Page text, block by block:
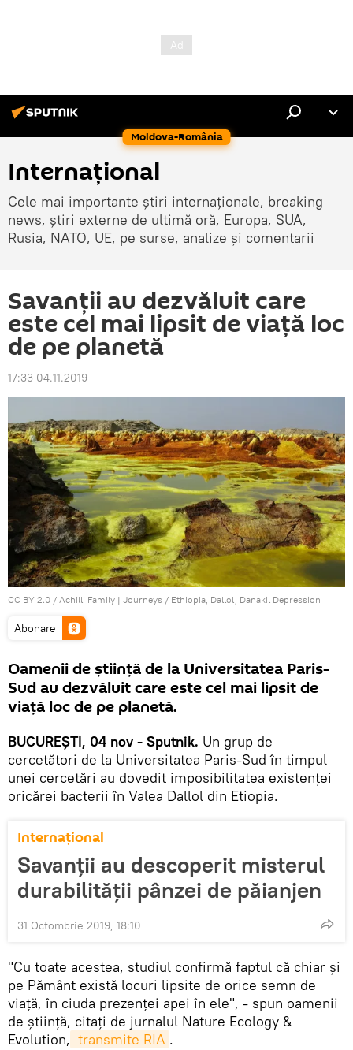
Moldova-România
Internaţional
Cele mai importante știri internaționale, breaking
news, știri externe de ultimă oră, Europa, SUA,
Rusia, NATO, UE, pe surse, analize și comentarii
Savanții au dezvăluit care
este cel mai lipsit de viață loc
de pe planetă
17:33 04.11.2019
CC BY 2.0 / Achilli Family | Journeys / Ethiopia, Dallol, Danakil Depression
Abonare
Oamenii de știință de la Universitatea Paris-
Sud au dezvăluit care este cel mai lipsit de
viață loc de pe planetă.
BUCUREȘTI, 04 nov - Sputnik. Un grup de
cercetători de la Universitatea Paris-Sud în timpul
unei cercetări au dovedit imposibilitatea existenței
oricărei bacterii în Valea Dallol din Etiopia.
Internaţional
Savanții au descoperit misterul
durabilității pânzei de păianjen
31 Octombrie 2019, 18:10
"Cu toate acestea, studiul confirmă faptul că chiar și
pe Pământ există locuri lipsite de orice semn de
viață, în ciuda prezenței apei în ele", - spun oamenii
de știință, citați de jurnalul Nature Ecology &
Evolution, transmite RIA .